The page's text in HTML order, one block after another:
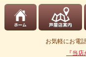
お気軽にお電
『当